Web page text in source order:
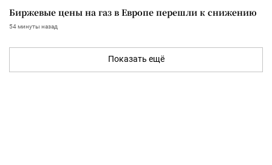
Биржевые цены на газ в Европе перешли к снижению
54 минуты назад
Показать ещё